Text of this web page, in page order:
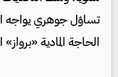
تساؤل جوهري يواجه
الحاجة المادية